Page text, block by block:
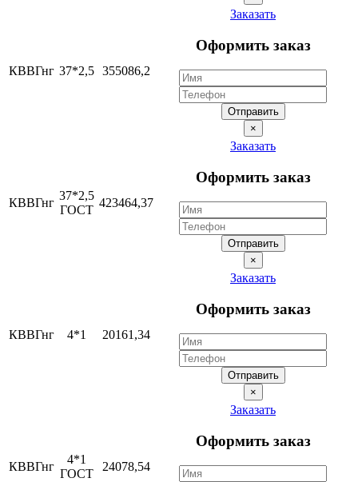
КВВГнг 37*2,5 355086,2
Заказать
Оформить заказ
Отправить
×
КВВГнг
37*2,5
ГОСТ
423464,37
Заказать
Оформить заказ
Отправить
×
КВВГнг 4*1 20161,34
Заказать
Оформить заказ
Отправить
×
КВВГнг
4*1
ГОСТ
24078,54
Заказать
Оформить заказ